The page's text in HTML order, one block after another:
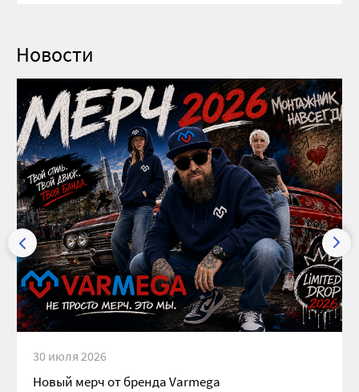
Новости
30 июля 2026
Новый мерч от бренда Varmega